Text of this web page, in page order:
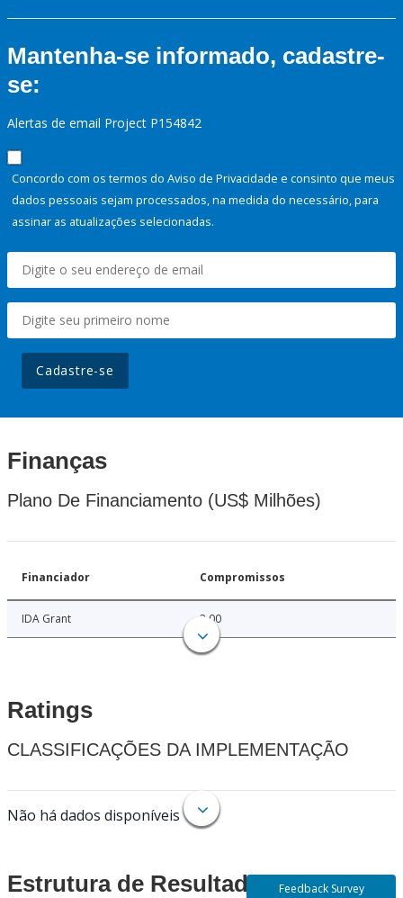
Mantenha-se informado, cadastre-
se:
Alertas de email Project P154842
Concordo com os termos do Aviso de Privacidade e consinto que meus
dados pessoais sejam processados, na medida do necessário, para
assinar as atualizações selecionadas.
Cadastre-se
Finanças
Plano De Financiamento (US$ Milhões)
Financiador Compromissos
IDA Grant 3.00
Ratings
CLASSIFICAÇÕES DA IMPLEMENTAÇÃO
Não há dados disponíveis
Estrutura de Resultados Feedback Survey